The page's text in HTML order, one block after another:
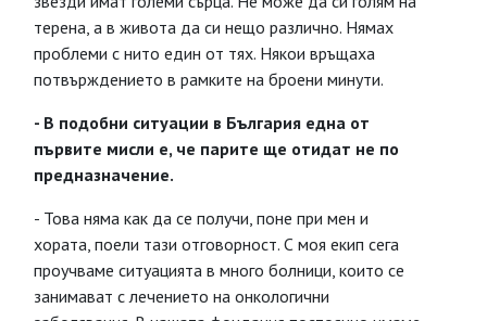
терена, а в живота да си нещо различно. Нямах
проблеми с нито един от тях. Някои връщаха
потвърждението в рамките на броени минути.
- В подобни ситуации в България една от
първите мисли е, че парите ще отидат не по
предназначение.
- Това няма как да се получи, поне при мен и
хората, поели тази отговорност. С моя екип сега
проучваме ситуацията в много болници, които се
занимават с лечението на онкологични